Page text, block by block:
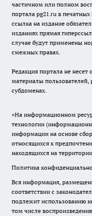
частичном или полном
портала pg21.ru в
ссылка на издание
изданиях прямая
случае будут применены
смежных правах.
Редакция портала не несет
материалы пользователей,
субдоменах.
«На информационном
технологии
информации на основе
относящихся к
находящихся на
Политика
Вся информация,
соответствии с
подлежит использованию
том числе